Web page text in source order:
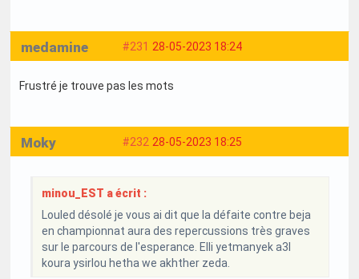
#231 28-05-2023 18:24
medamine
Frustré je trouve pas les mots
#232 28-05-2023 18:25
Moky
minou_EST a écrit :
Louled désolé je vous ai dit que la défaite contre beja
en championnat aura des repercussions très graves
sur le parcours de l'esperance. Elli yetmanyek a3l
koura ysirlou hetha we akhther zeda.